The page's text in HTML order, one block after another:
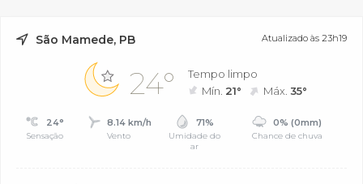
São Mamede, PB Atualizado às 23h19
24°
Tempo limpo
Mín. 21° Máx.35°
24°
Sensação
8.14 km/h
Vento
71%
Umidade do
ar
0% (0mm)
Chance de chuva